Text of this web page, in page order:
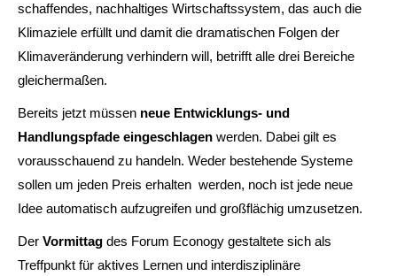
schaffendes, nachhaltiges Wirtschaftssystem, das auch die
Klimaziele erfüllt und damit die dramatischen Folgen der
Klimaveränderung verhindern will, betrifft alle drei Bereiche
gleichermaßen.
Bereits jetzt müssen neue Entwicklungs- und
Handlungspfade eingeschlagen werden. Dabei gilt es
vorausschauend zu handeln. Weder bestehende Systeme
sollen um jeden Preis erhalten werden, noch ist jede neue
Idee automatisch aufzugreifen und großflächig umzusetzen.
Der Vormittag des Forum Econogy gestaltete sich als
Treffpunkt für aktives Lernen und interdisziplinäre